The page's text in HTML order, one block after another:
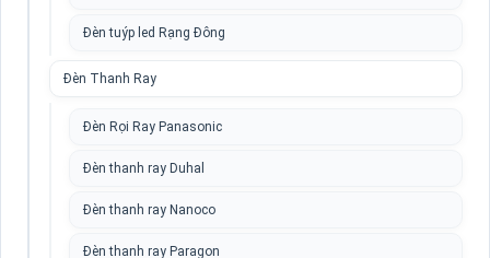
Đèn tuýp led Rạng Đông
Đèn Thanh Ray
Đèn Rọi Ray Panasonic
Đèn thanh ray Duhal
Đèn thanh ray Nanoco
Đèn thanh ray Paragon